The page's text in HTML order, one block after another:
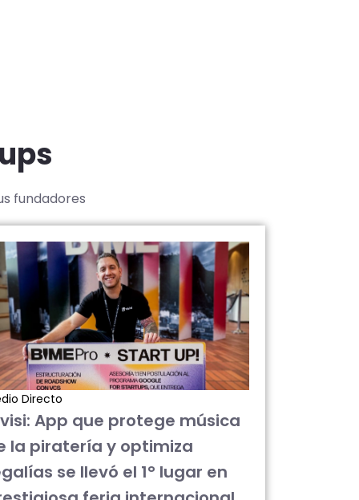
fundadores
Directo
App que protege música
la piratería y optimiza
se llevó el 1° lugar en